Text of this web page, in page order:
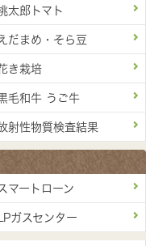
太郎トマト
えだまめ・そら豆
き栽培
毛和牛 うご牛
射性物質検査結果
マートローン
ガスセンター